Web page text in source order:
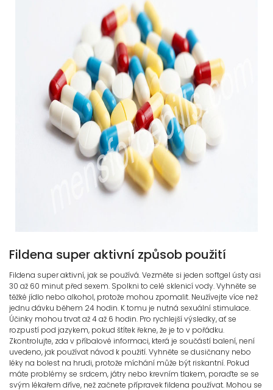
Fildena super aktivní způsob použití
Fildena super aktivní, jak se používá. Vezměte si jeden softgel ústy asi
30 až 60 minut před sexem. Spolkni to celé sklenicí vody. Vyhněte se
těžké jídlo nebo alkohol, protože mohou zpomalit. Neužívejte více než
jednu dávku během 24 hodin. K tomu je nutná sexuální stimulace.
Účinky mohou trvat až 4 až 6 hodin. Pro rychlejší výsledky, ať se
rozpustí pod jazykem, pokud štítek řekne, že je to v pořádku.
Zkontrolujte, zda v příbalové informaci, která je součástí balení, není
uvedeno, jak používat návod k použití. Vyhněte se dusičnany nebo
léky na bolest na hrudi, protože míchání může být riskantní. Pokud
máte problémy se srdcem, játry nebo krevním tlakem, poraďte se se
svým lékařem dříve, než začnete přípravek fildena používat. Mohou se